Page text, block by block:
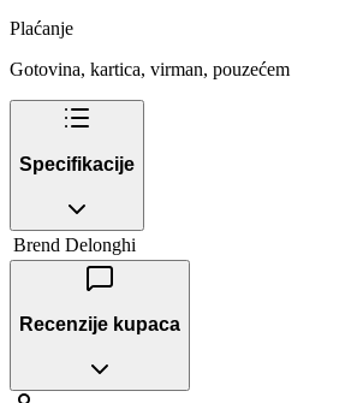
Plaćanje
Gotovina, kartica, virman, pouzećem
Specifikacije
Brend Delonghi
Recenzije kupaca